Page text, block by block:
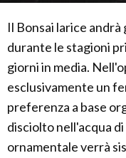
Il Bonsai larice
durante le stagioni
giorni in media.
esclusivamente un
preferenza a base
disciolto nell'acqua
ornamentale verrà